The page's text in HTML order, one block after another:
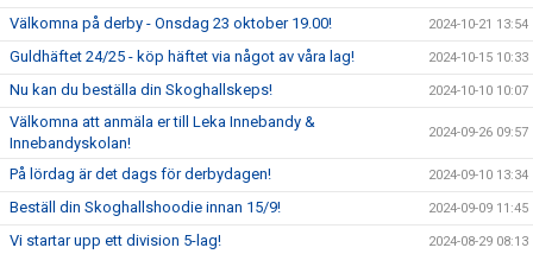
Välkomna på derby - Onsdag 23 oktober 19.00! 2024-10-21 13:54
Guldhäftet 24/25 - köp häftet via något av våra lag! 2024-10-15 10:33
Nu kan du beställa din Skoghallskeps! 2024-10-10 10:07
Välkomna att anmäla er till Leka Innebandy &
Innebandyskolan!
2024-09-26 09:57
På lördag är det dags för derbydagen! 2024-09-10 13:34
Beställ din Skoghallshoodie innan 15/9! 2024-09-09 11:45
Vi startar upp ett division 5-lag! 2024-08-29 08:13